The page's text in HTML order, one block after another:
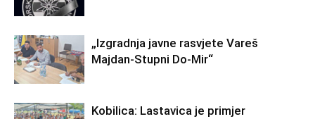
„Izgradnja javne rasvjete Vareš
Majdan-Stupni Do-Mir“
Kobilica: Lastavica je primjer